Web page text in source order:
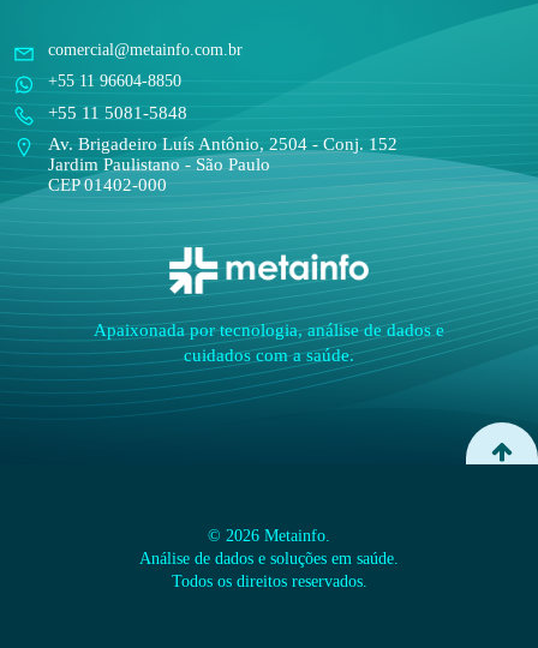
Apaixonada por tecnologia, análise de dados e
cuidados com a saúde.
comercial@metainfo.com.br
+55 11 96604-8850
+55 11 5081-5848
Av. Brigadeiro Luís Antônio, 2504 - Conj. 152
Jardim Paulistano - São Paulo
CEP 01402-000
© 2026 Metainfo.
Análise de dados e soluções em saúde.
Todos os direitos reservados.